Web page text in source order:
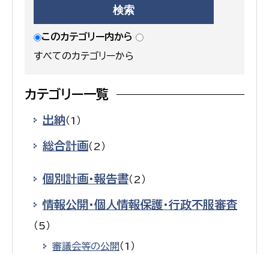
このカテゴリー内から
すべてのカテゴリーから
カテゴリー一覧
出納（1）
総合計画（2）
個別計画・報告書（2）
情報公開・個人情報保護・行政不服審査
（5）
審議会等の公開 （1）